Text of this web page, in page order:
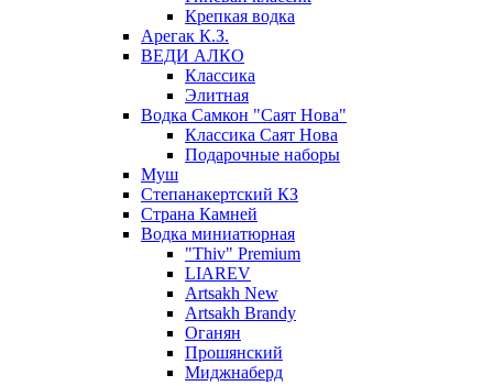
Крепкая водка
Арегак К.З.
ВЕДИ АЛКО
Классика
Элитная
Водка Самкон "Саят Нова"
Классика Саят Нова
Подарочные наборы
Муш
Степанакертский КЗ
Страна Камней
Водка миниатюрная
"Thiv" Premium
LIAREV
Artsakh New
Artsakh Brandy
Оганян
Прошянский
Миджнаберд